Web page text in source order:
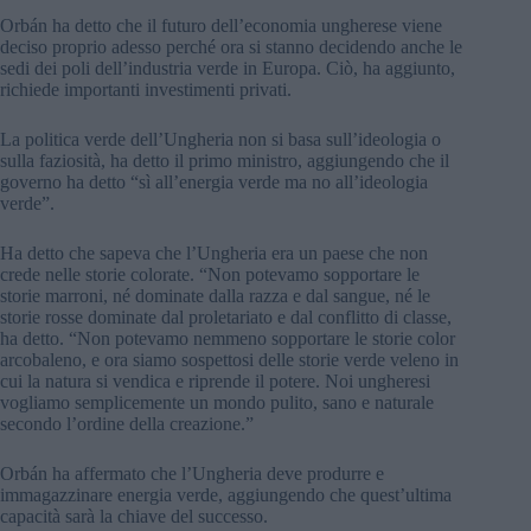
Orbán ha detto che il futuro dell’economia ungherese viene
deciso proprio adesso perché ora si stanno decidendo anche le
sedi dei poli dell’industria verde in Europa. Ciò, ha aggiunto,
richiede importanti investimenti privati.
La politica verde dell’Ungheria non si basa sull’ideologia o
sulla faziosità, ha detto il primo ministro, aggiungendo che il
governo ha detto “sì all’energia verde ma no all’ideologia
verde”.
Ha detto che sapeva che l’Ungheria era un paese che non
crede nelle storie colorate. “Non potevamo sopportare le
storie marroni, né dominate dalla razza e dal sangue, né le
storie rosse dominate dal proletariato e dal conflitto di classe,
ha detto. “Non potevamo nemmeno sopportare le storie color
arcobaleno, e ora siamo sospettosi delle storie verde veleno in
cui la natura si vendica e riprende il potere. Noi ungheresi
vogliamo semplicemente un mondo pulito, sano e naturale
secondo l’ordine della creazione.”
Orbán ha affermato che l’Ungheria deve produrre e
immagazzinare energia verde, aggiungendo che quest’ultima
capacità sarà la chiave del successo.